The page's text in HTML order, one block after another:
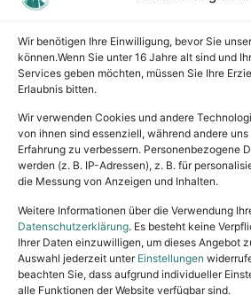
Wir benötigen Ihre Einwilligung, bevor Sie
können.Wenn Sie unter 16 Jahre alt sind und
Services geben möchten, müssen Sie Ihre
Erlaubnis bitten.
Wir verwenden Cookies und andere
von ihnen sind essenziell, während andere
Erfahrung zu verbessern. Personenbezogene
werden (z. B. IP-Adressen), z. B. für
die Messung von Anzeigen und Inhalten.
Weitere Informationen über die Verwendung
Datenschutzerklärung. Es besteht keine
Ihrer Daten einzuwilligen, um dieses Angebot
Auswahl jederzeit unter Einstellungen
beachten Sie, dass aufgrund individueller
alle Funktionen der Website verfügbar sind.
Copyright © 2024. All
Tel.: (02631) 55356
Ludwigshof 1, 56567